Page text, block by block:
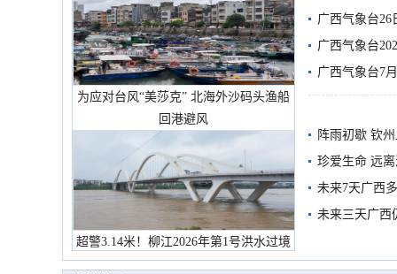
为应对台风“美莎克” 北海外沙码头渔船
回港避风
超警3.14米！柳江2026年第1号洪水过境
市民在堤岸见证汛况
有较强降雨
广西气象台26
广西气象台
预警
广西气象台7
阵雨初歇 钦
珍爱生命 远
未来7天广西
未来三天广西